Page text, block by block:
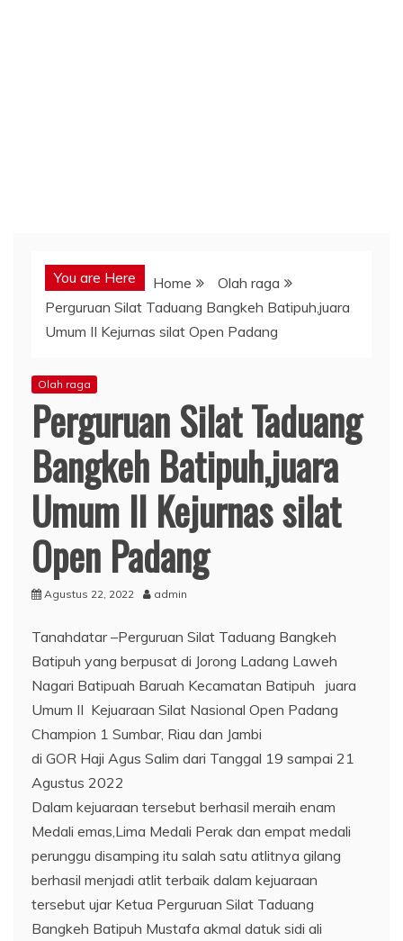
You are Here Home
Olah raga
Perguruan Silat Taduang Bangkeh Batipuh,juara
Umum II Kejurnas silat Open Padang
Olah raga
Perguruan Silat Taduang
Bangkeh Batipuh,juara
Umum II Kejurnas silat
Open Padang
Agustus 22, 2022 admin
Tanahdatar –Perguruan Silat Taduang Bangkeh
Batipuh yang berpusat di Jorong Ladang Laweh
Nagari Batipuah Baruah Kecamatan Batipuh juara
Umum II Kejuaraan Silat Nasional Open Padang
Champion 1 Sumbar, Riau dan Jambi
di GOR Haji Agus Salim dari Tanggal 19 sampai 21
Agustus 2022
Dalam kejuaraan tersebut berhasil meraih enam
Medali emas,Lima Medali Perak dan empat medali
perunggu disamping itu salah satu atlitnya gilang
berhasil menjadi atlit terbaik dalam kejuaraan
tersebut ujar Ketua Perguruan Silat Taduang
Bangkeh Batipuh Mustafa akmal datuk sidi ali